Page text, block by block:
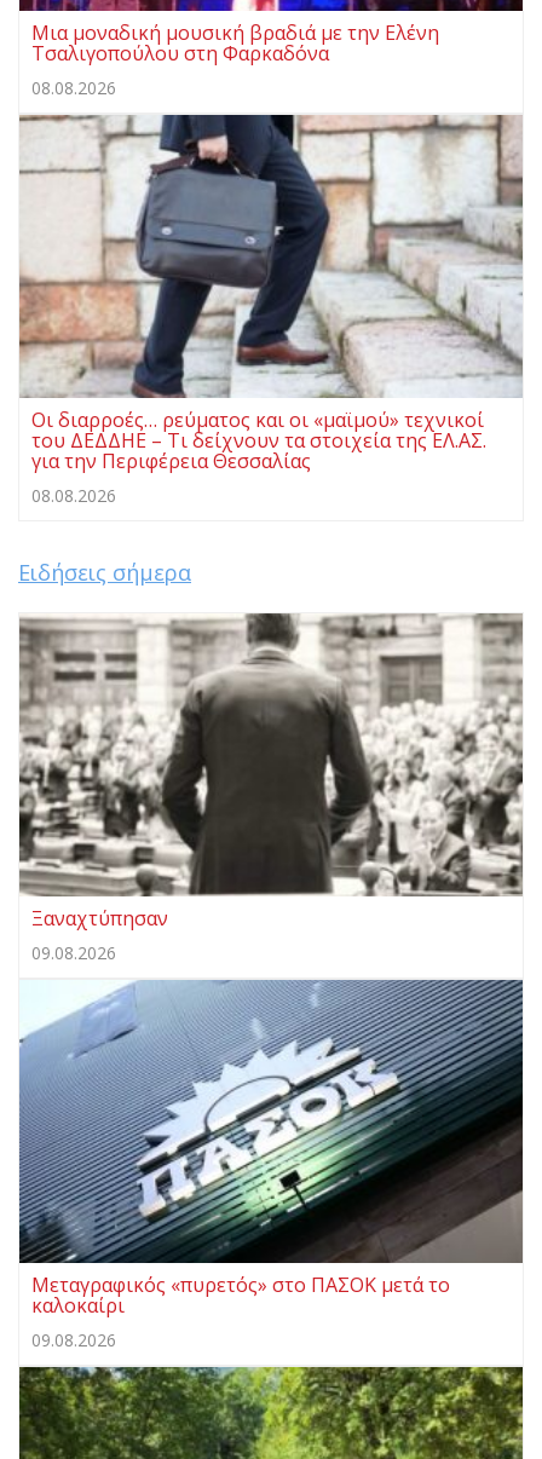
Μια μοναδική μουσική βραδιά με την Ελένη
Τσαλιγοπούλου στη Φαρκαδόνα
08.08.2026
Οι διαρροές… ρεύματος και οι «μαϊμού» τεχνικοί
του ΔΕΔΔΗΕ – Τι δείχνουν τα στοιχεία της ΕΛ.ΑΣ.
για την Περιφέρεια Θεσσαλίας
08.08.2026
Ειδήσεις σήμερα
Ξαναχτύπησαν
09.08.2026
Μεταγραφικός «πυρετός» στο ΠΑΣΟΚ μετά το
καλοκαίρι
09.08.2026